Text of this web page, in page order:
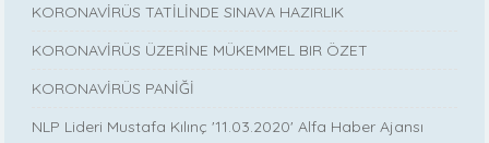
KORONAVİRÜS TATİLİNDE SINAVA HAZIRLIK
KORONAVİRÜS ÜZERİNE MÜKEMMEL BIR ÖZET
KORONAVİRÜS PANİĞİ
NLP Lideri Mustafa Kılınç '11.03.2020' Alfa Haber Ajansı